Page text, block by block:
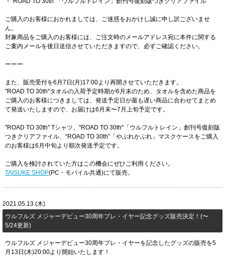
ご購入のお客様におかれましては、ご迷惑をおかけし誠に申し訳ございませ
ん。
対象商品をご購入のお客様には、ご注文時のメールアドレス宛に本件に関する
ご案内メールを後日送信させていただきますので、必ずご確認ください。
ーーー
また、販売受付を6月7日(月)17:00より再開させていただきます。
"ROAD TO 30th"タオルの入荷予定時期が6月末のため、タオルを含めた商品を
ご購入のお客様につきましては、発送予定日が最も遅い商品に合わせてまとめ
て発送いたしますので、お届けは6月末〜7月上旬予定です。
"ROAD TO 30th" Tシャツ、"ROAD TO 30th"「ウルフルトレイン」創刊号復刻版
つきクリアファイル、“ROAD TO 30th”「やぶれかぶれ」マスクケースをご購入
のお客様は6月中旬より順次発送予定です。
ご購入を検討されていた方はこの機会にぜひご利用ください。
TAISUKE SHOP(PC・モバイル共通)にて販売。
2021.05.13 (木)
ウルフルズ メジャーデビュー30周年プレ・イヤー記念グッズ販売決定！(〜
5/24更新)
ウルフルズ メジャーデビュー30周年プレ・イヤーを記念したグッズの販売を5
月13日(木)20:00より開始いたします！